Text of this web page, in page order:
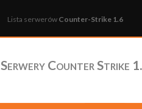
Lista serwerów Counter-Strike 1.6
Serwery Counter Strike